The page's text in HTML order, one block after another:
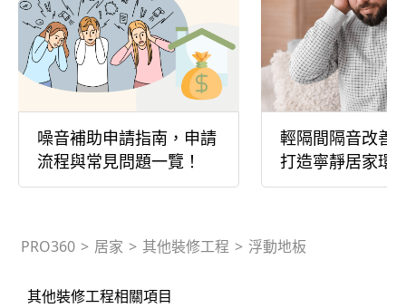
噪音補助申請指南，申請
流程與常見問題一覽！
輕隔間隔音改善
打造寧靜居家環
PRO360 > 居家 > 其他裝修工程 > 浮動地板
其他裝修工程相關項目